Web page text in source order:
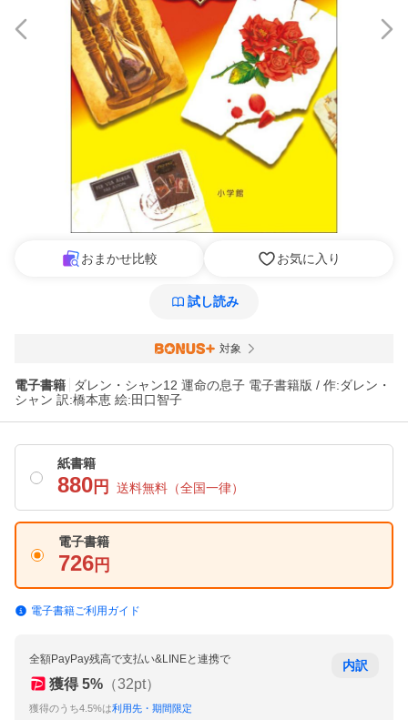
おまかせ比較 お気に入り
試し読み
対象
電子書籍
ダレン・シャン12 運命の息子 電子書籍版 / 作:ダレン・
シャン 訳:橋本恵 絵:田口智子
紙書籍
880 円 送料無料 （全国一律）
電子書籍
726 円
電子書籍ご利用ガイド
全額PayPay残高で支払い&LINEと連携で
獲得 5% （32pt）
獲得のうち4.5%は利用先・期間限定
内訳